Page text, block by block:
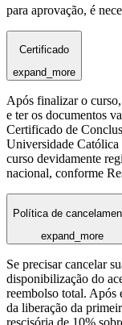
para aprovação, é
Certificado
expand_more
Após finalizar o
e ter os documentos
Certificado de
Universidade
curso devidamente
nacional, conforme
Política de
expand_more
Se precisar cancelar
disponibilização do
reembolso total. Após
da liberação da
rescisória de 10%